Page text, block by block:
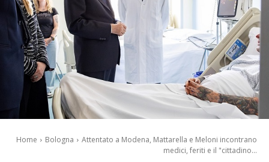
Home Bologna
Attentato a Modena, Mattarella e Meloni incontrano
medici, feriti e il "cittadino...